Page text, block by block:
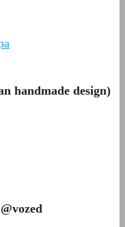
handmade design)